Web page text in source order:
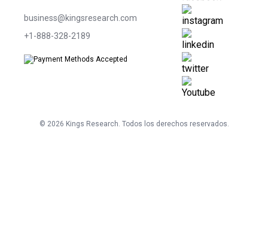
business@kingsresearch.com
+1-888-328-2189
© 2026 Kings Research. Todos los derechos reservados.